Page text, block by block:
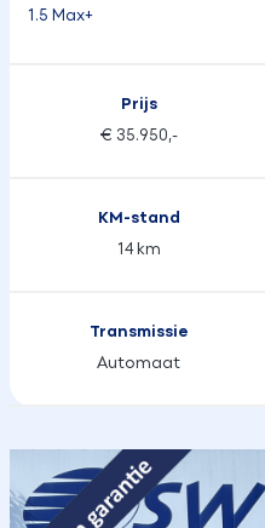
1.5 Max+
Prijs
€ 35.950,-
KM-stand
14 km
Transmissie
Automaat